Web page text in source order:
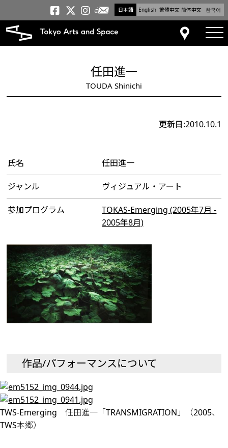
日本語 English 繁體中文 简体中文 한국어
トーキョーアーツアンド
トーキョーアーツアンド
トーキョーアーツア
メールニュース
アクセス
任田進一
TOUDA Shinichi
更新日:2010.10.1
氏名 任田進一
ジャンル ヴィジュアル・アート
参加プログラム
TOKAS-Emerging (2005年7月 -
2005年8月)
作品/パフォーマンスについて
TWS-Emerging 任田進一「TRANSMIGRATION」（2005、
TWS本郷）